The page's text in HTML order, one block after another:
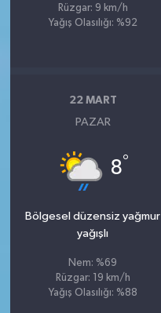
Rüzgar: 9 km/h
Yağış Olasılığı: %92
22 MART
PAZAR
8°
Bölgesel düzensiz yağmur
yağışlı
Nem: %69
Rüzgar: 19 km/h
Yağış Olasılığı: %88